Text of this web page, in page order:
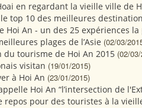
en regardant la vieille ville de
top 10 des meilleures
Hoi An - un des 25 expériences
plages de l’Asie (02/03/
tourisme de Hoi An 2015 (02/
visitan (19/01/2015)
à Hoi An (23/01/2015)
Hoi An “l’intersection de
repos pour des touristes à la